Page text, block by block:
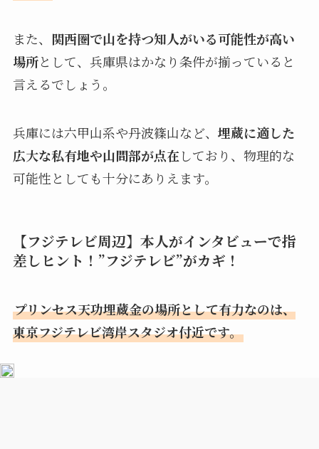
また、 関西圏で山を持つ知人がいる可能性が高い
場所として、兵庫県はかなり条件が揃っていると
言えるでしょう。
兵庫には六甲山系や丹波篠山など、 埋蔵に適した
広大な私有地や山間部が点在しており、物理的な
可能性としても十分にありえます。
【フジテレビ周辺】本人がインタビューで指
差しヒント！”フジテレビ”がカギ！
プリンセス天功埋蔵金の場所として有力なのは、
東京フジテレビ湾岸スタジオ付近です。